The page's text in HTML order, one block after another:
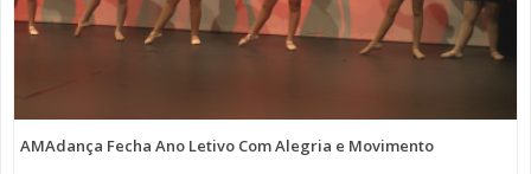
AMAdança Fecha Ano Letivo Com Alegria e Movimento